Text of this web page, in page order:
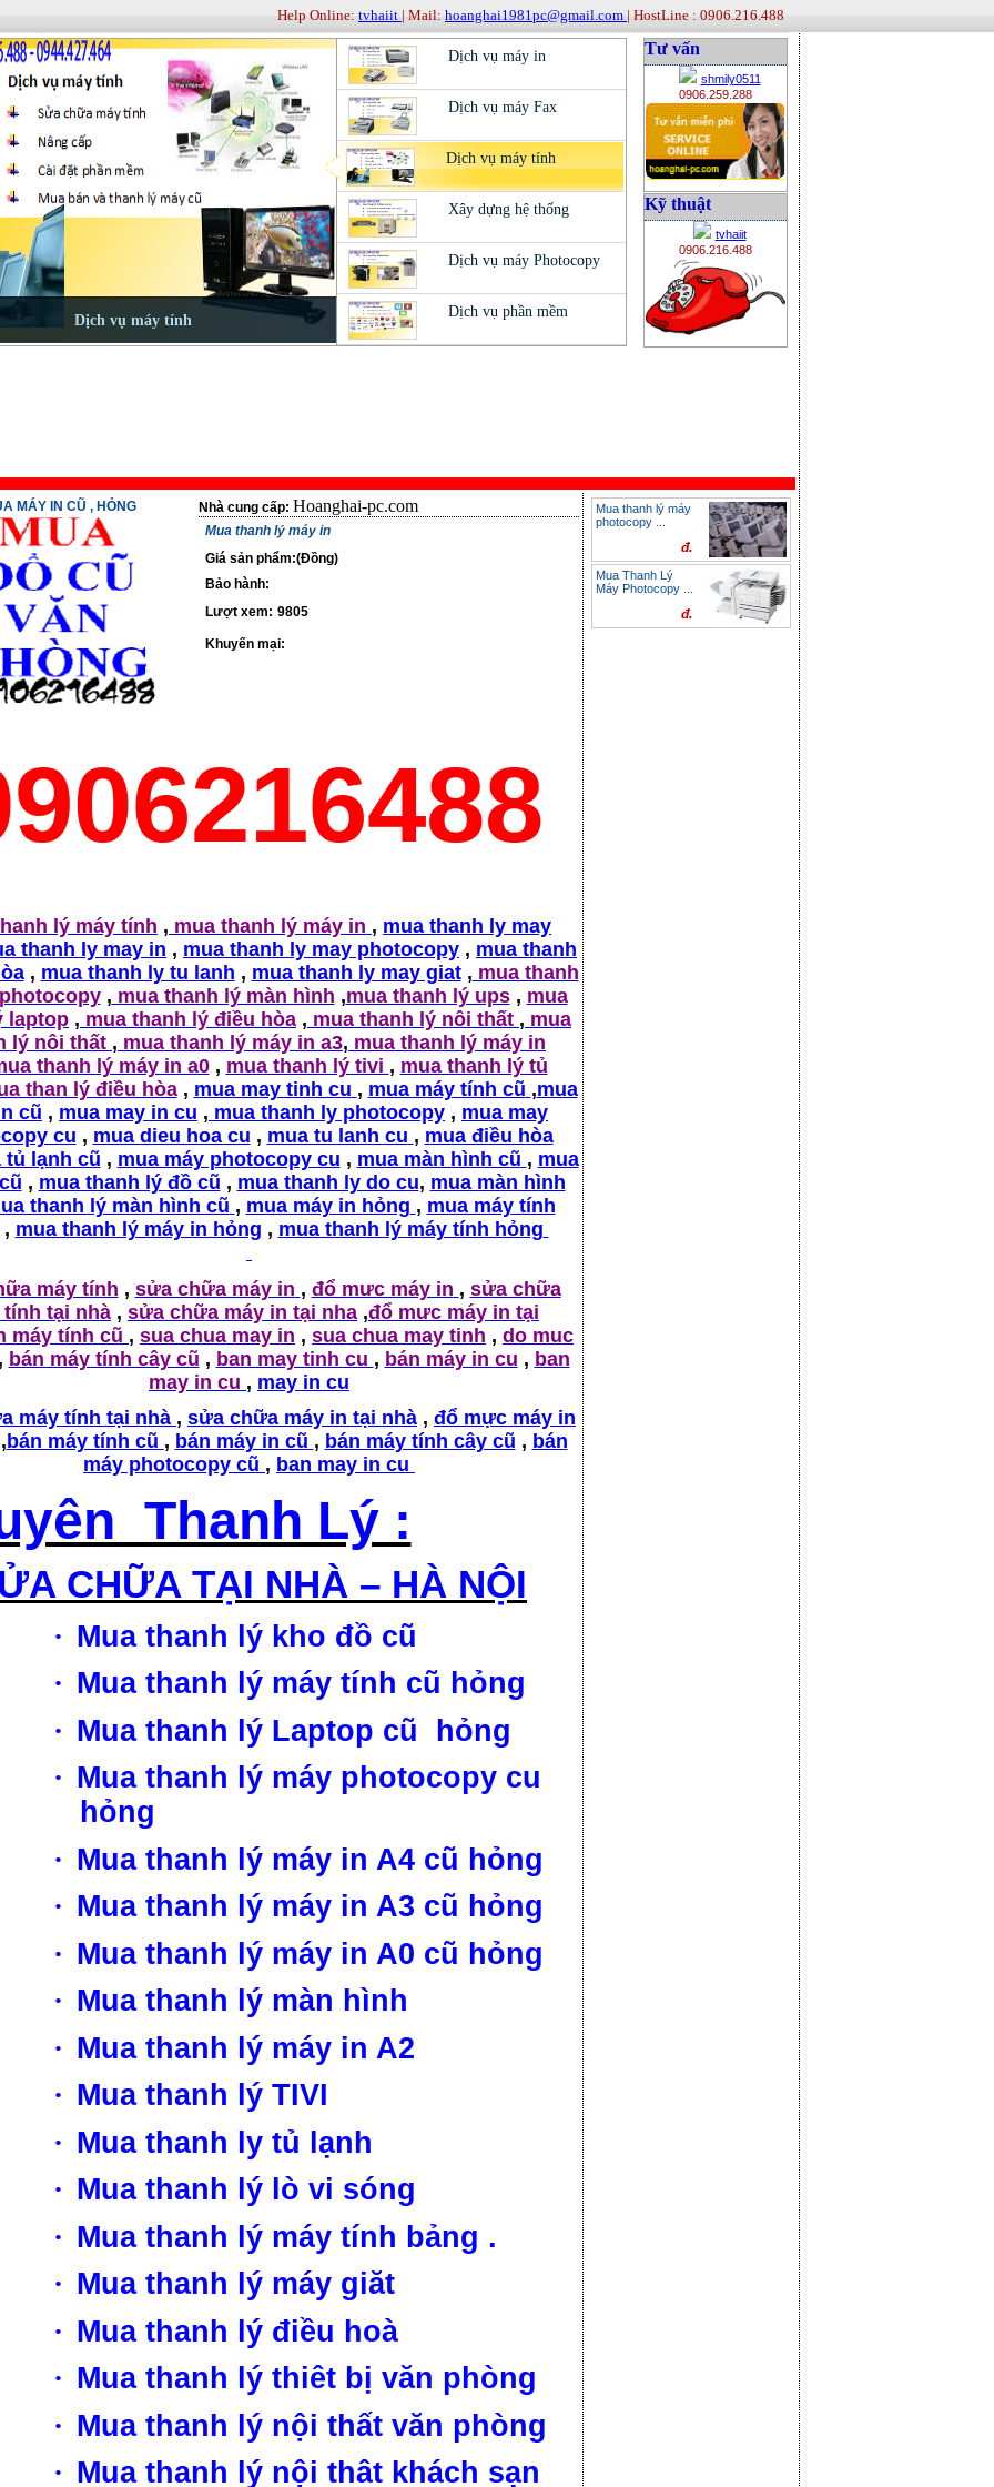
Help Online: tvhaiit | Mail: hoanghai1981pc@gmail.com | HostLine : 0906.216.488
Tư vấn
shmily0511
0906.259.288
Kỹ thuật
tvhaiit
0906.216.488
MÁY IN CŨ , HỎNG Nhà cung cấp: Hoanghai-pc.com
Mua thanh lý máy in
Giá sản phẩm:(Đồng)
Bảo hành:
Lượt xem: 9805
Khuyến mại:
lý máy tính , mua thanh lý máy in , mua thanh ly may
thanh ly may in , mua thanh ly may photocopy , mua thanh
, mua thanh ly tu lanh , mua thanh ly may giat , mua thanh
, mua thanh lý màn hình ,mua thanh lý ups, mua
laptop , mua thanh lý điều hòa , mua thanh lý nôi thất , mua
lý nôi thất , mua thanh lý máy in a3, mua thanh lý máy in
thanh lý máy in a0, mua thanh lý tivi , mua thanh lý tủ
than lý điều hòa, mua may tinh cu , mua máy tính cũ ,mua
cũ , mua may in cu , mua thanh ly photocopy , mua may
cu , mua dieu hoa cu , mua tu lanh cu , mua điều hòa
tủ lạnh cũ , mua máy photocopy cu , mua màn hình cũ , mua
, mua thanh lý đồ cũ , mua thanh ly do cu, mua màn hình
thanh lý màn hình cũ , mua máy in hỏng , mua máy tính
, mua thanh lý máy in hỏng , mua thanh lý máy tính hỏng
máy tính , sửa chữa máy in , đổ mưc máy in , sửa chữa
tính tại nhà , sửa chữa máy in tại nha ,đổ mưc máy in tại
máy tính cũ , sua chua may in , sua chua may tinh , do muc
bán máy tính cây cũ , ban may tinh cu , bán máy in cu , ban
may in cu , may in cu
máy tính tại nhà , sửa chữa máy in tại nhà , đổ mực máy in
, bán máy tính cũ , bán máy in cũ , bán máy tính cây cũ , bán
máy photocopy cũ , ban may in cu
Thanh Lý :
CHỮA TẠI NHÀ – HÀ NỘI
· Mua thanh lý kho đồ cũ
· Mua thanh lý máy tính cũ hỏng
· Mua thanh lý Laptop cũ hỏng
· Mua thanh lý máy photocopy cu
hỏng
· Mua thanh lý máy in A4 cũ hỏng
· Mua thanh lý máy in A3 cũ hỏng
· Mua thanh lý máy in A0 cũ hỏng
· Mua thanh lý màn hình
· Mua thanh lý máy in A2
· Mua thanh lý TIVI
· Mua thanh ly tủ lạnh
· Mua thanh lý lò vi sóng
· Mua thanh lý máy tính bảng .
· Mua thanh lý máy giăt
· Mua thanh lý điều hoà
· Mua thanh lý thiêt bị văn phòng
· Mua thanh lý nội thất văn phòng
· Mua thanh lý nội thât khách sạn
Mua thanh lý máy
photocopy ...
đ.
Mua Thanh Lý
Máy Photocopy ...
đ.